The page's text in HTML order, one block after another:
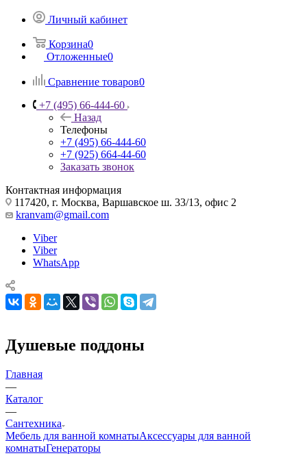
Личный кабинет
Корзина0
Отложенные0
Сравнение товаров0
+7 (495) 66-444-60
Назад
Телефоны
+7 (495) 66-444-60
+7 (925) 664-44-60
Заказать звонок
Контактная информация
117420, г. Москва, Варшавское ш. 33/13, офис 2
kranvam@gmail.com
Viber
Viber
WhatsApp
Душевые поддоны
Главная
—
Каталог
—
Сантехника
Мебель для ванной комнатыАксессуары для ванной
комнатыГенераторы